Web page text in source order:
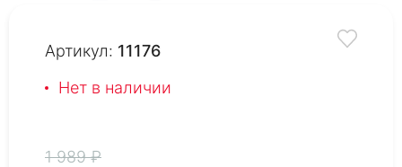
Артикул: 11176
Нет в наличии
1 989 ₽